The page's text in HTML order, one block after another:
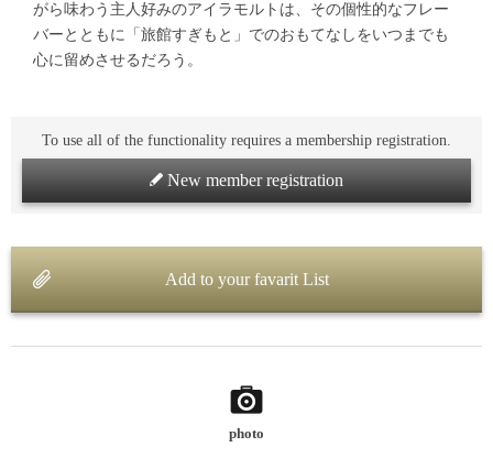
がら味わう主人好みのアイラモルトは、その個性的なフレー
バーとともに「旅館すぎもと」でのおもてなしをいつまでも
心に留めさせるだろう。
To use all of the functionality requires a membership registration.
New member registration
Add to your favarit List
photo